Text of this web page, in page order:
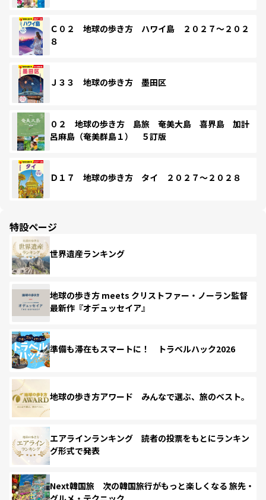
Ｃ０２ 地球の歩き方 ハワイ島 ２０２７～２０２
８
Ｊ３３ 地球の歩き方 墨田区
０２ 地球の歩き方 島旅 奄美大島 喜界島 加計
呂麻島（奄美群島１） ５訂版
Ｄ１７ 地球の歩き方 タイ ２０２７～２０２８
特設ページ
世界遺産ランキング
地球の歩き方 meets クリストファー・ノーラン監督
最新作『オデュッセイア』
準備も滞在もスマートに！ トラベルハック2026
地球の歩き方アワード みんなで選ぶ、旅のベスト。
エアラインランキング 読者の投票をもとにランキン
グ形式で発表
Next韓国旅 次の韓国旅行がもっと楽しくなる 旅先・